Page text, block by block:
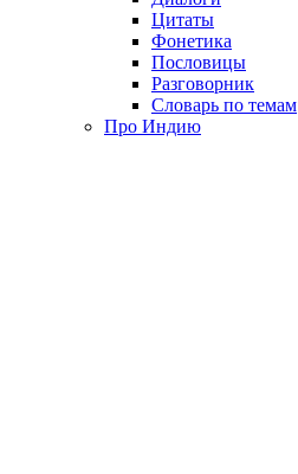
Цитаты
Фонетика
Пословицы
Разговорник
Словарь по темам
Про Индию